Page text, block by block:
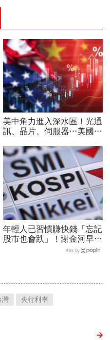
美中角力進入深水區！光通
訊、晶片、伺服器…美國制
「這類人」處境危險又困難
年輕人已習慣賺快錢「忘記
股市也會跌」！謝金河早一
步示警南韓個股槓桿ETF會
Ads by
灣 央行利率